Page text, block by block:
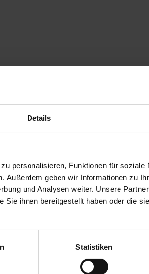
Details
personalisieren, Funktionen für soziale
Außerdem geben wir Informationen zu
und Analysen weiter. Unsere
Sie ihnen bereitgestellt haben oder die
Statistiken
Wintergarten-Markise W10 schaffen
Volant-Rollo schützt Sie
Sie die vier Jahreszeiten in Ihrem
…